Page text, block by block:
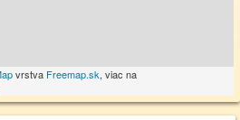
vrstva Freemap.sk, viac na